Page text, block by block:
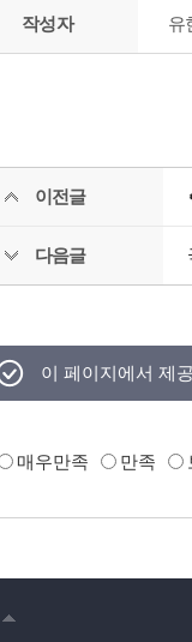
작성자 유
이전글
다음글
이 페이지에서 제
매우만족 만족